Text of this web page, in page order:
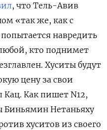
, что Тель-Авив
«так же, как с
навредить
кто поднимет
Хуситы будут
цену за свои
Как пишет N12,
Нетаньяху
хуситов из своего